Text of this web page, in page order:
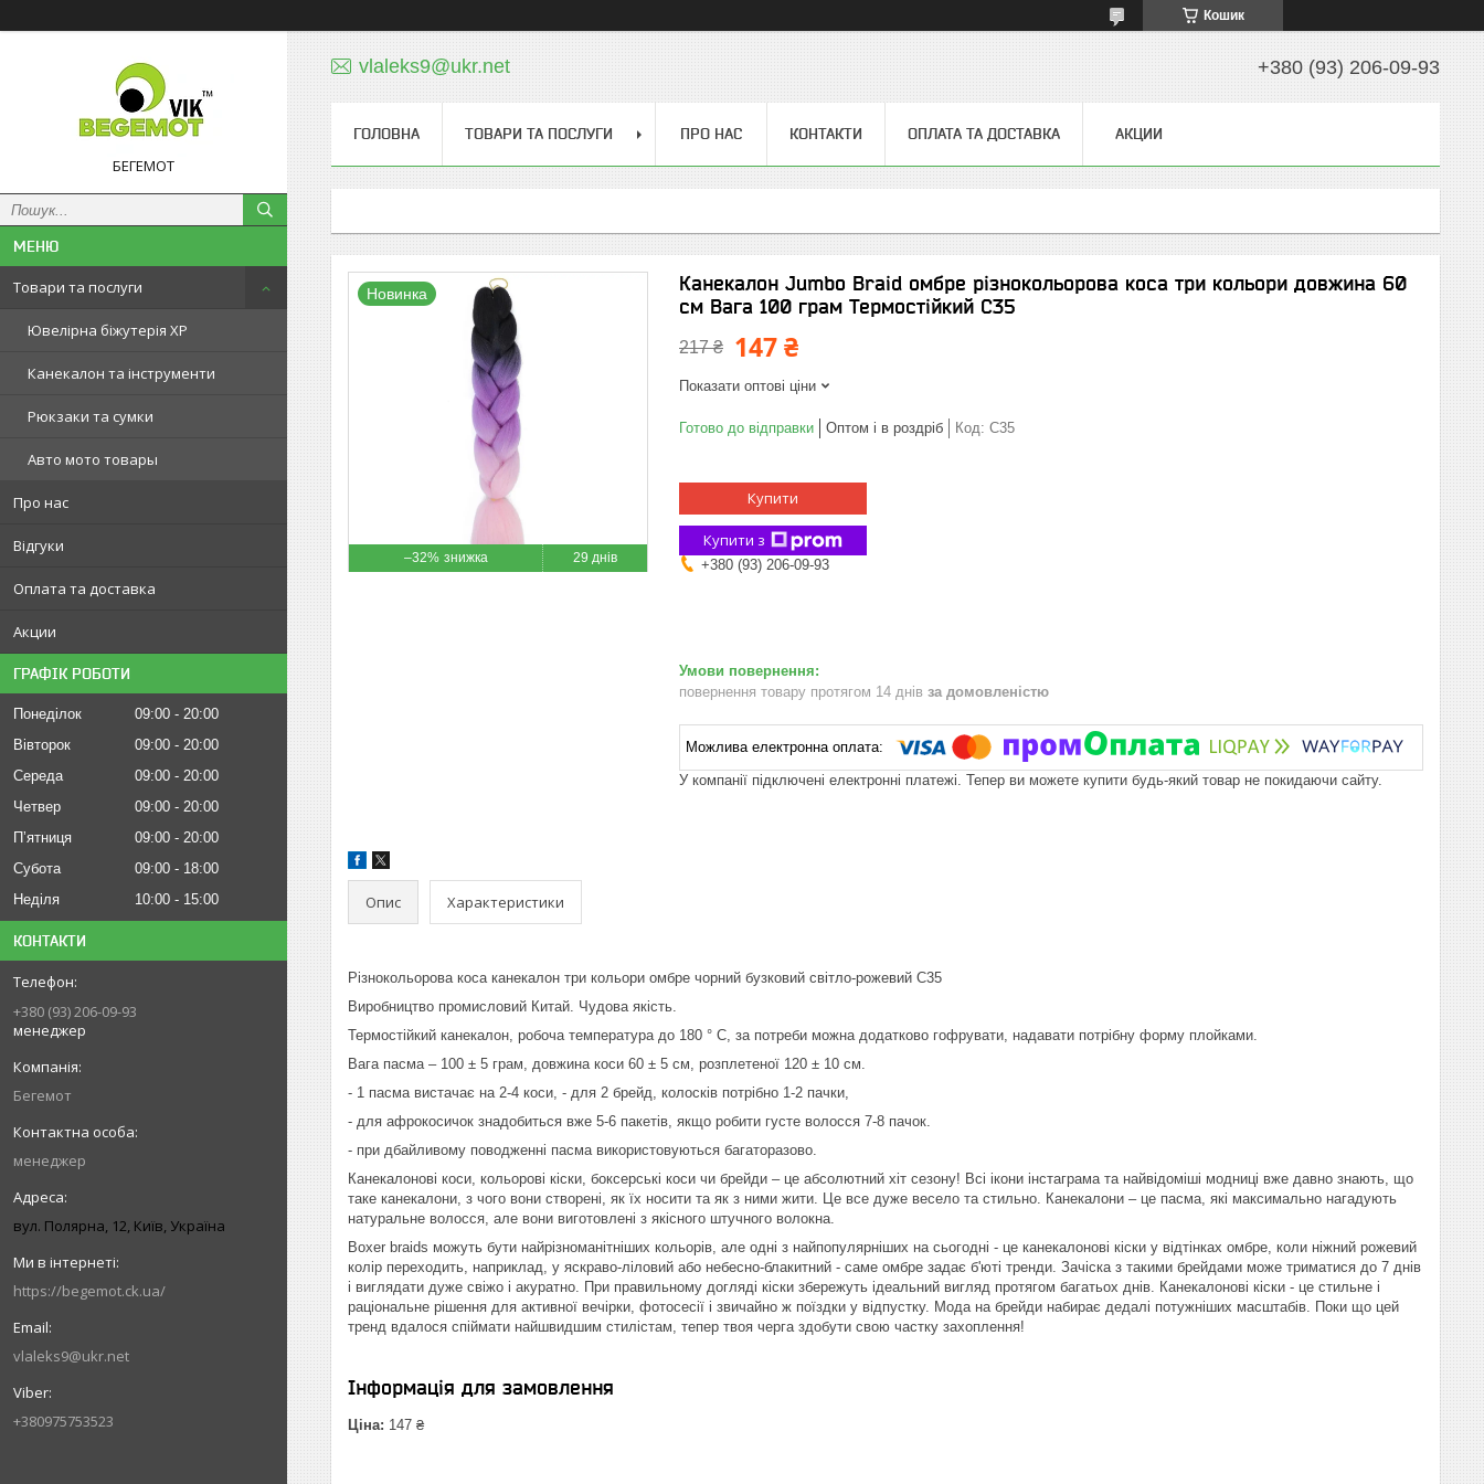
Кошик
БЕГЕМОТ
Товари та послуги
Ювелірна біжутерія XP
Канекалон та інструменти
Рюкзаки та сумки
Авто мото товары
Про нас
Відгуки
Оплата та доставка
Акции
ГРАФІК РОБОТИ
Понеділок 09:00
20:00
Вівторок
09:00
20:00
Середа
09:00
20:00
Четвер
09:00
20:00
Пʼятниця
09:00
20:00
Субота
09:00
18:00
Неділя
10:00 15:00
КОНТАКТИ
+380 (93) 206-09-93
менеджер
Бегемот
менеджер
вул. Полярна, 12, Київ, Україна
https://begemot.ck.ua/
vlaleks9@ukr.net
+380975753523
vlaleks9@ukr.net +380 (93) 206-09-93
ГОЛОВНА ТОВАРИ ТА ПОСЛУГИ ПРО НАС КОНТАКТИ ОПЛАТА ТА ДОСТАВКА АКЦИИ
–32% 29 днів
Новинка
Канекалон Jumbo Braid омбре різнокольорова коса три кольори довжина 60
см Вага 100 грам Термостійкий C35
217 ₴ 147 ₴
Показати оптові ціни
Готово до відправки Оптом і в роздріб Код: C35
Купити
Купити з
+380 (93) 206-09-93
повернення товару протягом 14 днів за домовленістю
У компанії підключені електронні платежі. Тепер ви можете купити будь-який товар не покидаючи сайту.
Опис Характеристики
Різнокольорова коса канекалон три кольори омбре чорний бузковий світло-рожевий C35
Виробництво промисловий Китай. Чудова якість.
Термостійкий канекалон, робоча температура до 180 ° С, за потреби можна додатково гофрувати, надавати потрібну форму плойками.
Вага пасма – 100 ± 5 грам, довжина коси 60 ± 5 см, розплетеної 120 ± 10 см.
- 1 пасма вистачає на 2-4 коси, - для 2 брейд, колосків потрібно 1-2 пачки,
- для афрокосичок знадобиться вже 5-6 пакетів, якщо робити густе волосся 7-8 пачок.
- при дбайливому поводженні пасма використовуються багаторазово.
Канекалонові коси, кольорові кіски, боксерські коси чи брейди – це абсолютний хіт сезону! Всі ікони інстаграма та найвідоміші модниці вже давно знають, що
таке канекалони, з чого вони створені, як їх носити та як з ними жити. Це все дуже весело та стильно. Канекалони – це пасма, які максимально нагадують
натуральне волосся, але вони виготовлені з якісного штучного волокна.
Boxer braids можуть бути найрізноманітніших кольорів, але одні з найпопулярніших на сьогодні - це канекалонові кіски у відтінках омбре, коли ніжний рожевий
колір переходить, наприклад, у яскраво-ліловий або небесно-блакитний - саме омбре задає б'юті тренди. Зачіска з такими брейдами може триматися до 7 днів
і виглядати дуже свіжо і акуратно. При правильному догляді кіски збережуть ідеальний вигляд протягом багатьох днів. Канекалонові кіски - це стильне і
раціональне рішення для активної вечірки, фотосесії і звичайно ж поїздки у відпустку. Мода на брейди набирає дедалі потужніших масштабів. Поки що цей
тренд вдалося спіймати найшвидшим стилістам, тепер твоя черга здобути свою частку захоплення!
Інформація для замовлення
Ціна: 147 ₴